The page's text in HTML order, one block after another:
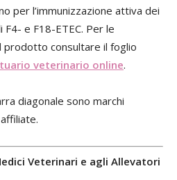
per l’immunizzazione attiva dei
F4- e F18-ETEC. Per le
prodotto consultare il foglio
veterinario online.
diagonale sono marchi
Veterinari e agli Allevatori